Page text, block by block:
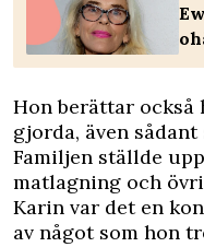
Hon berättar också
gjorda, även
Familjen ställde
matlagning och
Karin var det en
av något som hon